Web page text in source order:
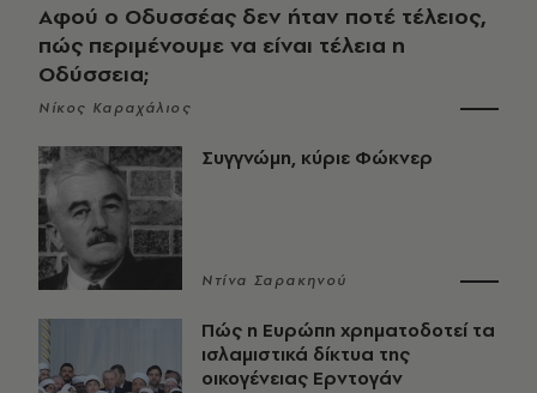
Αφού ο Οδυσσέας δεν ήταν ποτέ τέλειος,
πώς περιμένουμε να είναι τέλεια η
Οδύσσεια;
Νίκος Καραχάλιος
Συγγνώμη, κύριε Φώκνερ
Ντίνα Σαρακηνού
Πώς η Ευρώπη χρηματοδοτεί τα
ισλαμιστικά δίκτυα της
οικογένειας Ερντογάν